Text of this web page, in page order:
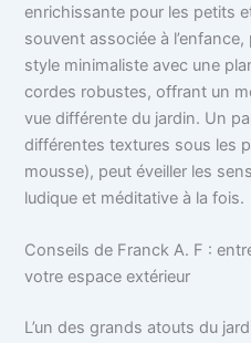
enrichissante pour les petits
souvent associée à
style minimaliste avec une
cordes robustes, offrant un
vue différente du jardin. Un
différentes textures sous les
mousse), peut éveiller les
ludique et méditative à la fois.
Conseils de Franck A. F :
votre espace extérieur
L’un des grands atouts du